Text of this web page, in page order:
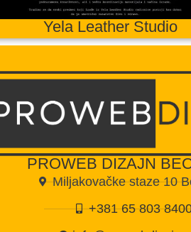
Yela Leather Studio
PROWEB DIZAJN
Miljakovačke staze 10
+381 65 803